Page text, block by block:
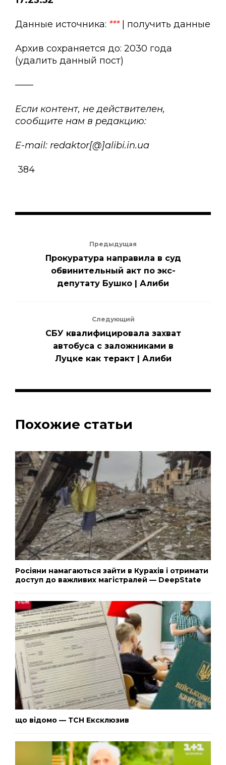
Данные источника: ***| получить данные
Архив сохраняется до: 2030 года
(удалить данный пост)
——
Если контент, не действителен,
сообщите нам в редакцию:
E-mail: redaktor[@]alibi.in.ua
384
Предыдущая
Прокуратура направила в суд
обвинительный акт по экс-
депутату Бушко | Алиби
Следующий
СБУ квалифицировала захват
автобуса с заложниками в
Луцке как теракт | Алиби
Похожие статьи
Росіяни намагаються зайти в Курахів і отримати
доступ до важливих магістралей — DeepState
що відомо — ТСН Ексклюзив